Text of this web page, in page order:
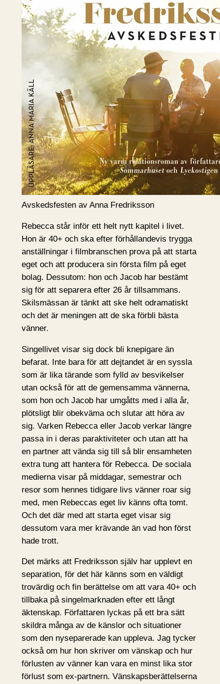
Avskedsfesten av Anna Fredriksson
Rebecca står inför ett helt nytt kapitel i livet.
Hon är 40+ och ska efter förhållandevis trygga
anställningar i filmbranschen prova på att starta
eget och att producera sin första film på eget
bolag. Dessutom: hon och Jacob har bestämt
sig för att separera efter 26 år tillsammans.
Skilsmässan är tänkt att ske helt odramatiskt
och det är meningen att de ska förbli bästa
vänner.
Singellivet visar sig dock bli knepigare än
befarat. Inte bara för att dejtandet är en syssla
som är lika tärande som fylld av besvikelser
utan också för att de gemensamma vännerna,
som hon och Jacob har umgåtts med i alla år,
plötsligt blir obekväma och slutar att höra av
sig. Varken Rebecca eller Jacob verkar längre
passa in i deras paraktiviteter och utan att ha
en partner att vända sig till så blir ensamheten
extra tung att hantera för Rebecca. De sociala
medierna visar på middagar, semestrar och
resor som hennes tidigare livs vänner roar sig
med, men Rebeccas eget liv känns ofta tomt.
Och det där med att starta eget visar sig
dessutom vara mer krävande än vad hon först
hade trott.
Det märks att Fredriksson själv har upplevt en
separation, för det här känns som en väldigt
trovärdig och fin berättelse om att vara 40+ och
tillbaka på singelmarknaden efter ett långt
äktenskap. Författaren lyckas på ett bra sätt
skildra många av de känslor och situationer
som den nyseparerade kan uppleva. Jag tycker
också om hur hon skriver om vänskap och hur
förlusten av vänner kan vara en minst lika stor
förlust som ex-partnern. Vänskapsberättelserna